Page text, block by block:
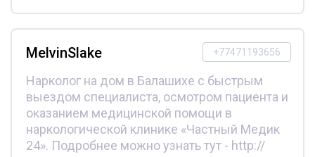
+77471193656
MelvinSlake
Нарколог на дом в Балашихе с быстрым
выездом специалиста, осмотром пациента и
оказанием медицинской помощи в
наркологической клинике «Частный Медик
24». Подробнее можно узнать тут - http://